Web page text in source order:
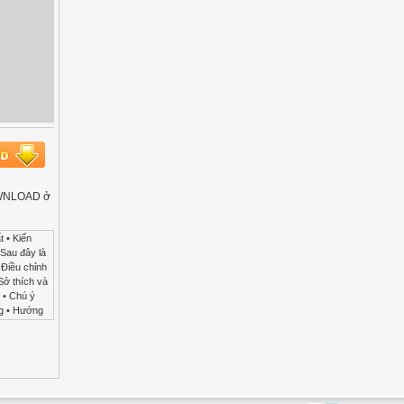
ở
học, tại cộng đồng, gia đình, những người CSND trẻ thông 26 qua đội ngũ cán bộ, GV có đủ trình độ chuyên môn, nhóm hỗ trợ cộng đồng, thân nhân trẻ có nhu cầu đặc biệt... 3.2. Chức năng, nhiệm vụ của TT hỗ trợ và phát triển GDHN Được quy định rõ trong Quy chế GDHN dành cho người tàn tật, khuyết tật của Bộ GD&ĐT 3.3. Hệ thống quản lý hành chính nhà nước đối với trung t